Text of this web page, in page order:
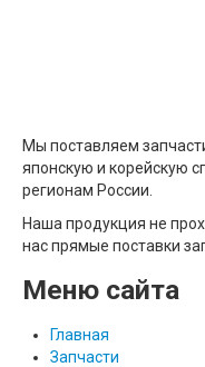
Мы поставляем
японскую и корейскую
регионам России.
Наша продукция не
нас прямые поставки
Меню сайта
Главная
Запчасти